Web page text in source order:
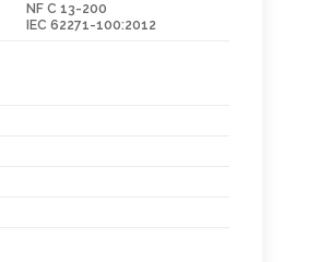
NF C 13-200
IEC 62271-100:2012